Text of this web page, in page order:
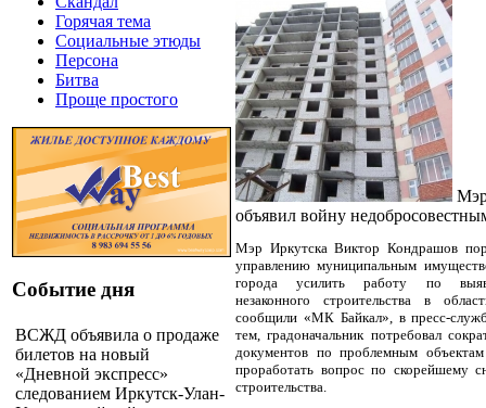
Горячая тема
Социальные этюды
Персона
Битва
Проще простого
Событие дня
ВСЖД объявила о продаже
билетов на новый
«Дневной экспресс»
следованием Иркутск-Улан-
объявил войну
Мэр Иркутска Виктор Кондрашов
управлению муниципальным
города усилить работу по
незаконного строительства в
сообщили «МК Байкал», в пресс-
тем, градоначальник потребовал
документов по проблемным
проработать вопрос по скорейшему
строительства.